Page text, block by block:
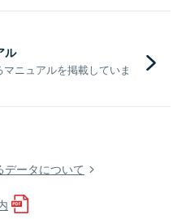
ル
ニュアルを掲載していま
ータについて